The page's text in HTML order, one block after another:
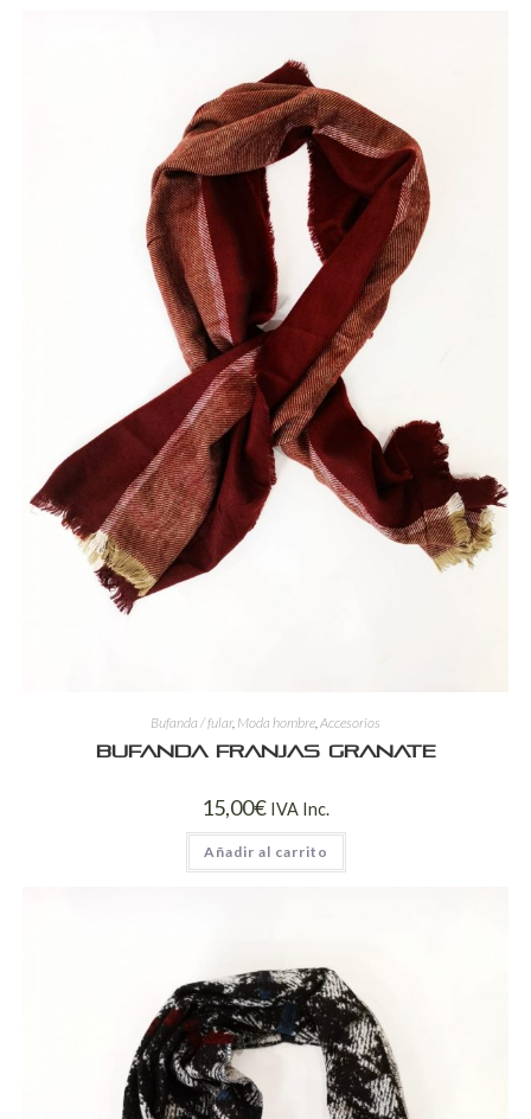
Bufanda / fular, Moda hombre Accesorios
Bufanda franjas granate
15,00€ IVA Inc.
Añadir al carrito